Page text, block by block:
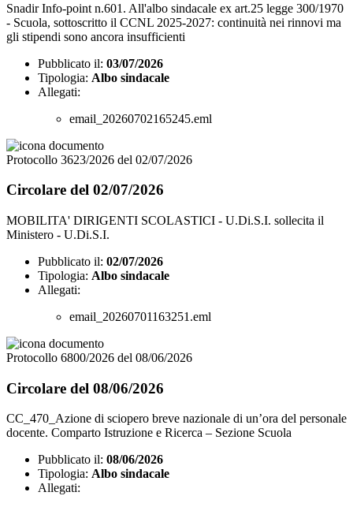
Snadir Info-point n.601. All'albo sindacale ex art.25 legge 300/1970
- Scuola, sottoscritto il CCNL 2025-2027: continuità nei rinnovi ma
gli stipendi sono ancora insufficienti
Pubblicato il: 03/07/2026
Tipologia: Albo sindacale
Allegati:
email_20260702165245.eml
Protocollo 3623/2026 del 02/07/2026
Circolare del 02/07/2026
MOBILITA' DIRIGENTI SCOLASTICI - U.Di.S.I. sollecita il
Ministero - U.Di.S.I.
Pubblicato il: 02/07/2026
Tipologia: Albo sindacale
Allegati:
email_20260701163251.eml
Protocollo 6800/2026 del 08/06/2026
Circolare del 08/06/2026
CC_470_Azione di sciopero breve nazionale di un’ora del personale
docente. Comparto Istruzione e Ricerca – Sezione Scuola
Pubblicato il: 08/06/2026
Tipologia: Albo sindacale
Allegati: